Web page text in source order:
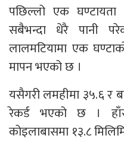
पछिल्लो एक घण्टायता
सबैभन्दा धेरै पानी
लालमटियामा एक
मापन भएको छ ।
यसैगरी लमहीमा ३५.६ र
रेकर्ड भएको छ ।
कोइलाबासमा १३.८